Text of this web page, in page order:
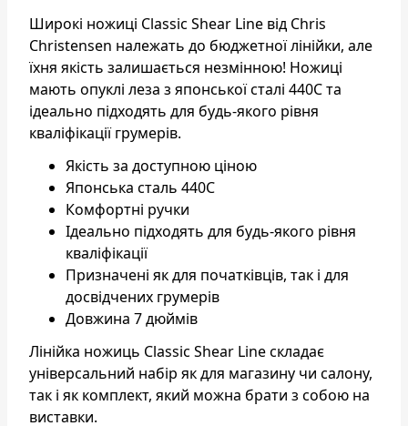
Широкі ножиці Classic Shear Line від Chris
Christensen належать до бюджетної лінійки, але
їхня якість залишається незмінною! Ножиці
мають опуклі леза з японської сталі 440C та
ідеально підходять для будь-якого рівня
кваліфікації грумерів.
Якість за доступною ціною
Японська сталь 440C
Комфортні ручки
Ідеально підходять для будь-якого рівня
кваліфікації
Призначені як для початківців, так і для
досвідчених грумерів
Довжина 7 дюймів
Лінійка ножиць Classic Shear Line складає
універсальний набір як для магазину чи салону,
так і як комплект, який можна брати з собою на
виставки.